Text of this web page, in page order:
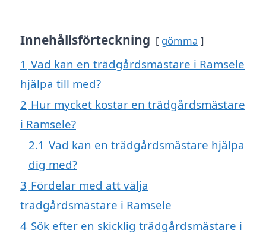
Innehållsförteckning gömma
1 Vad kan en trädgårdsmästare i Ramsele
hjälpa till med?
2 Hur mycket kostar en trädgårdsmästare
i Ramsele?
2.1 Vad kan en trädgårdsmästare hjälpa
dig med?
3 Fördelar med att välja
trädgårdsmästare i Ramsele
4 Sök efter en skicklig trädgårdsmästare i